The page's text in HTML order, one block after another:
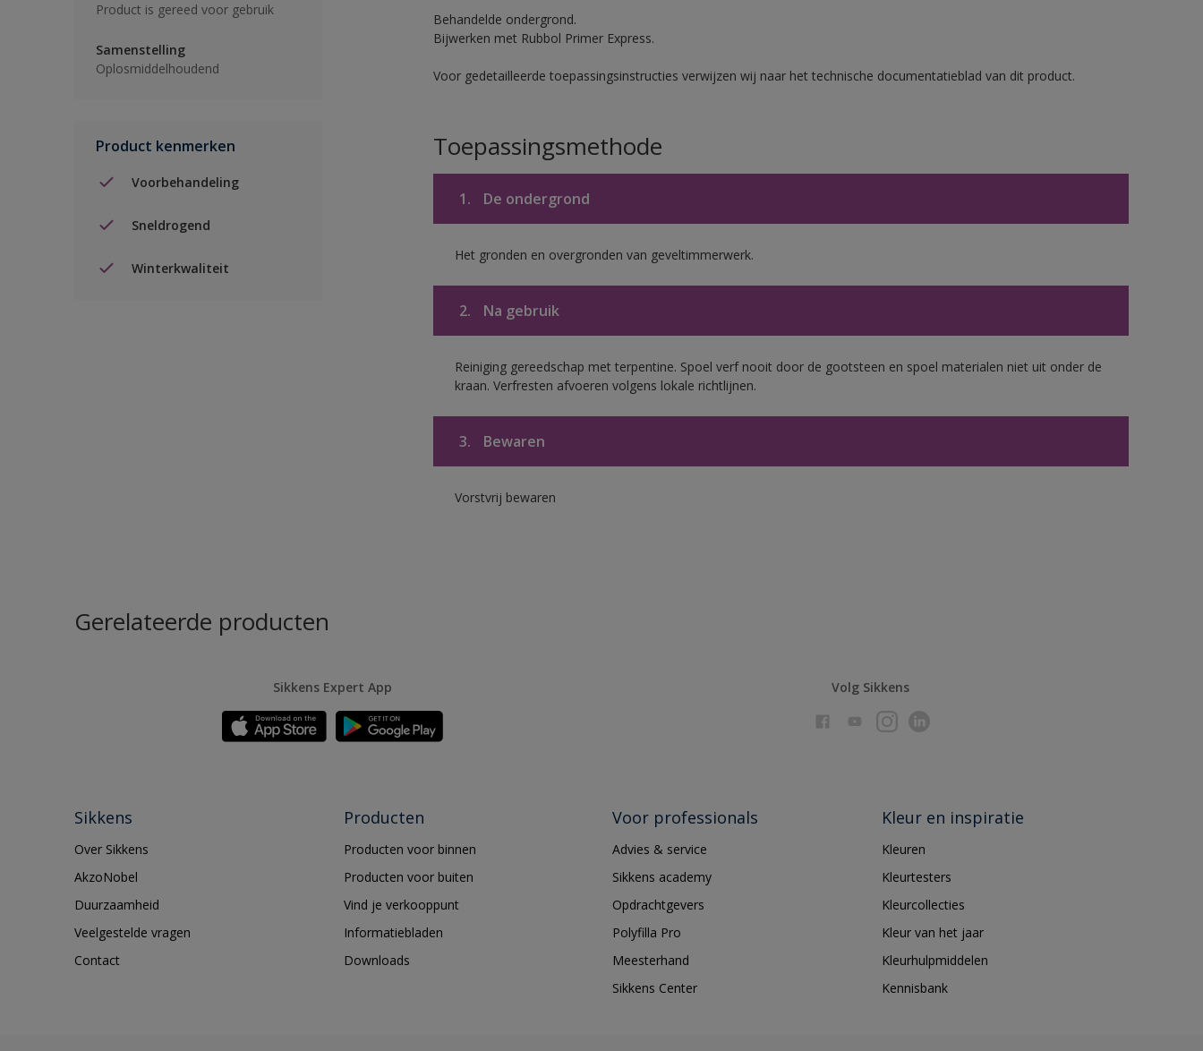
Product is gereed voor gebruik
Samenstelling
Oplosmiddelhoudend
Product kenmerken
Voorbehandeling
Sneldrogend
Winterkwaliteit
Behandelde ondergrond.
Bijwerken met Rubbol Primer Express.
Voor gedetailleerde toepassingsinstructies verwijzen wij naar het technische documentatieblad van dit product.
Toepassingsmethode
1. De ondergrond
Het gronden en overgronden van geveltimmerwerk.
2. Na gebruik
Reiniging gereedschap met terpentine. Spoel verf nooit door de gootsteen en spoel materialen niet uit onder de
kraan. Verfresten afvoeren volgens lokale richtlijnen.
3. Bewaren
Vorstvrij bewaren
Gerelateerde producten
Sikkens Expert App Volg Sikkens
Sikkens
Over Sikkens
AkzoNobel
Duurzaamheid
Veelgestelde vragen
Contact
Producten
Producten voor binnen
Producten voor buiten
Vind je verkooppunt
Informatiebladen
Downloads
Voor professionals
Advies & service
Sikkens academy
Opdrachtgevers
Polyfilla Pro
Meesterhand
Sikkens Center
Kleur en inspiratie
Kleuren
Kleurtesters
Kleurcollecties
Kleur van het jaar
Kleurhulpmiddelen
Kennisbank